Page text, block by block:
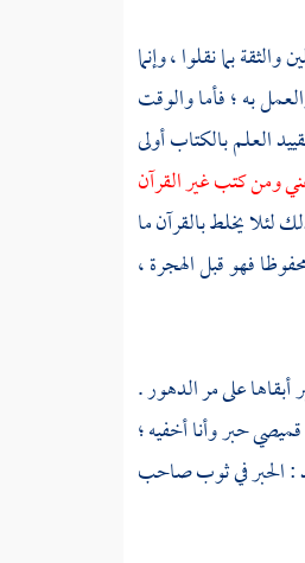
بما نقلوا ، وإنما
به ؛ فأما والوقت
العلم بالكتاب أولى
ومن كتب غير القرآن
لئلا يخلط بالقرآن ما
فهو قبل الهجرة ،
على مر الدهور .
حبر وأنا أخفيه ؛
: الحبر في ثوب صاحب